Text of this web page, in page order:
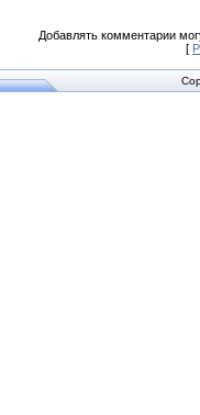
Добавлять комментарии
[